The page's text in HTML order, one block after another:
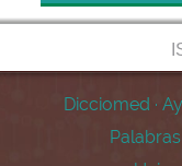
Dicciomed ·